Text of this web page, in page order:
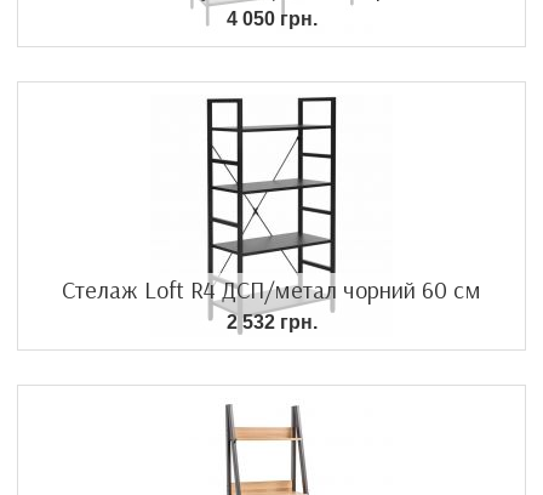
4 050 грн.
Стелаж Loft R4 ДСП/метал чорний 60 см
2 532 грн.